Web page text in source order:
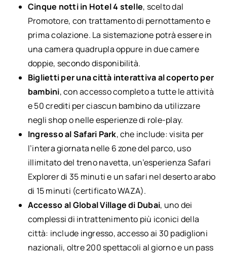
Cinque notti in Hotel 4 stelle, scelto dal
Promotore, con trattamento di pernottamento e
prima colazione. La sistemazione potrà essere in
una camera quadrupla oppure in due camere
doppie, secondo disponibilità.
Biglietti per una città interattiva al coperto per
bambini, con accesso completo a tutte le attività
e 50 crediti per ciascun bambino da utilizzare
negli shop o nelle esperienze di role-play.
Ingresso al Safari Park, che include: visita per
l’intera giornata nelle 6 zone del parco, uso
illimitato del treno navetta, un’esperienza Safari
Explorer di 35 minuti e un safari nel deserto arabo
di 15 minuti (certificato WAZA).
Accesso al Global Village di Dubai, uno dei
complessi di intrattenimento più iconici della
città: include ingresso, accesso ai 30 padiglioni
nazionali, oltre 200 spettacoli al giorno e un pass